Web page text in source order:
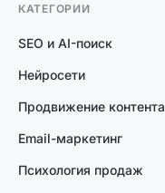
КАТЕГОРИИ
SEO и AI-поиск
Нейросети
Продвижение контента
Email-маркетинг
Психология продаж